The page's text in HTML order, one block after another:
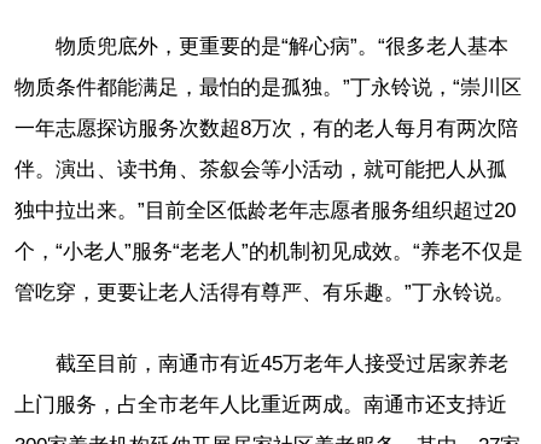
物质兜底外，更重要的是“解心病”。“很多老人基本
物质条件都能满足，最怕的是孤独。”丁永铃说，“崇川区
一年志愿探访服务次数超8万次，有的老人每月有两次陪
伴。演出、读书角、茶叙会等小活动，就可能把人从孤
独中拉出来。”目前全区低龄老年志愿者服务组织超过20
个，“小老人”服务“老老人”的机制初见成效。“养老不仅是
管吃穿，更要让老人活得有尊严、有乐趣。”丁永铃说。
截至目前，南通市有近45万老年人接受过居家养老
上门服务，占全市老年人比重近两成。南通市还支持近